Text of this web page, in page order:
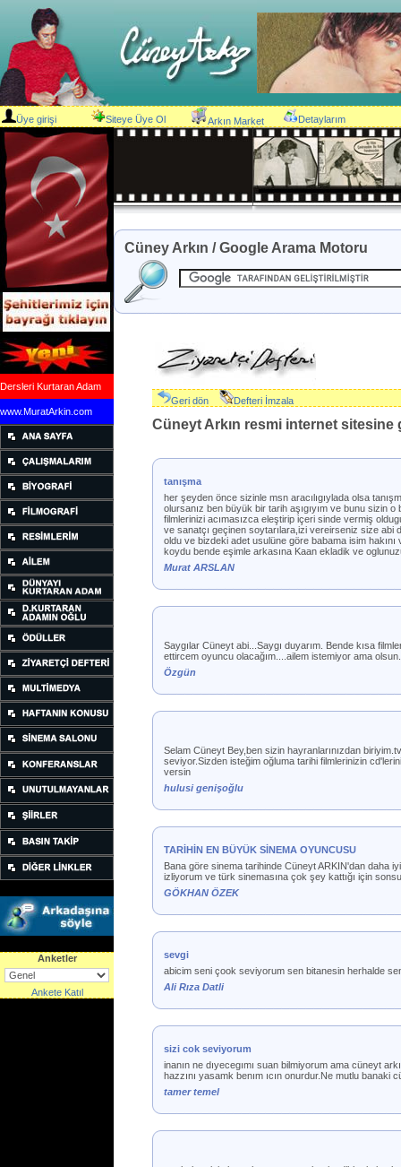
Üye girişi Siteye Üye Ol Arkın Market Detaylarım
Dersleri Kurtaran Adam
www.MuratArkin.com
Anketler
Ankete Katıl
Cüney Arkın / Google Arama Motoru
Geri dön Defteri İmzala
Cüneyt Arkın resmi internet
tanışma
her şeyden önce sizinle msn aracılıgıylada olsa
olursanız ben büyük bir tarih aşıgıyım ve bunu sizin
filmlerinizi acımasızca eleştirip içeri sinde vermiş
ve sanatçı geçinen soytarılara,izi vereirseniz size abi
oldu ve bizdeki adet usulüne göre babama isim
koydu bende eşimle arkasına Kaan ekladik ve
Murat ARSLAN
Saygılar Cüneyt abi...Saygı duyarım. Bende kısa
ettircem oyuncu olacağım....ailem istemiyor ama
Özgün
Selam Cüneyt Bey,ben sizin hayranlarınızdan
seviyor.Sizden isteğim oğluma tarihi filmlerinizin
versin
hulusi genişoğlu
TARİHİN EN BÜYÜK SİNEMA OYUNCUSU
Bana göre sinema tarihinde Cüneyt ARKIN'dan daha
izliyorum ve türk sinemasına çok şey kattığı için
GÖKHAN ÖZEK
sevgi
abicim seni çook seviyorum sen bitanesin herhalde
Ali Rıza Datli
sizi cok seviyorum
inanın ne dıyecegımı suan bilmiyorum ama cüneyt
hazzını yasamk benım ıcın onurdur.Ne mutlu
tamer temel